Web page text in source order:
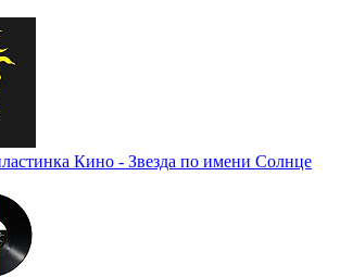
Кино - Звезда по имени Солнце